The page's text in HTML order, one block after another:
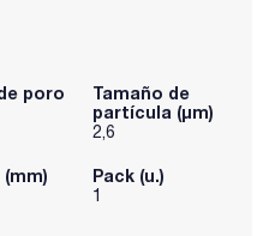
poro
Tamaño de
partícula (μm)
2,6
Pack (u.)
1